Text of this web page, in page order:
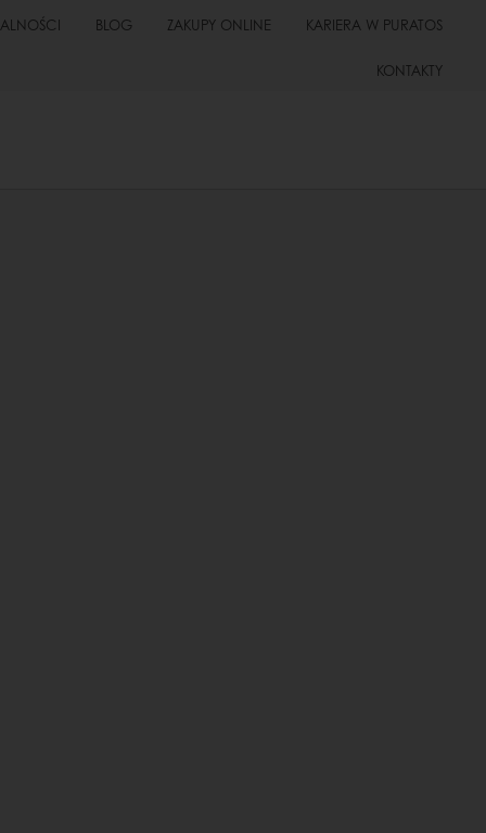
BLOG ZAKUPY ONLINE KARIERA W PURATOS
KONTAKTY